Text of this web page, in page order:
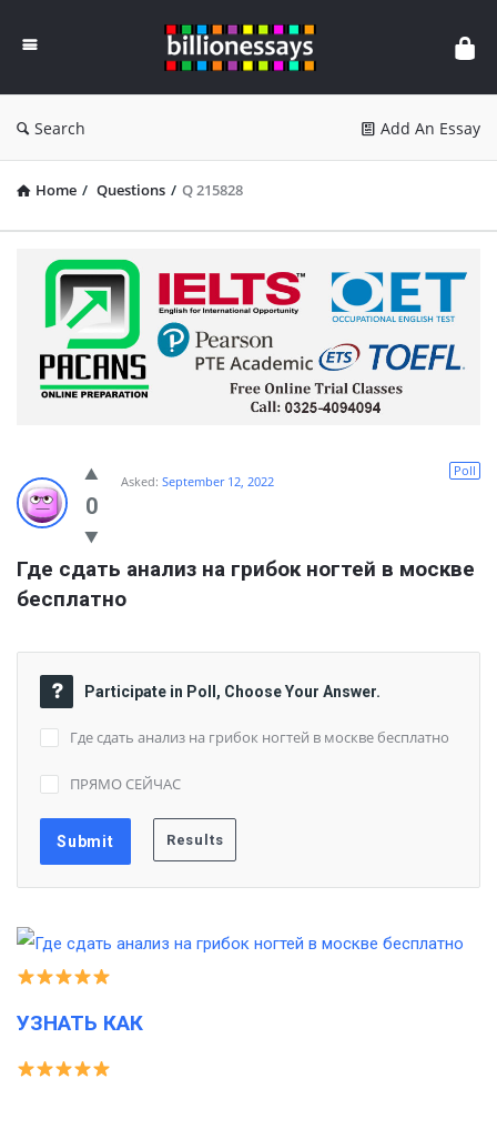
Essays
Search Add An Essay
Home / Questions / Q 215828
0
Poll
Asked: September 12, 2022
Где сдать анализ на грибок ногтей в москве
бесплатно
Participate in Poll, Choose Your Answer.
Где сдать анализ на грибок ногтей в москве бесплатно
ПРЯМО СЕЙЧАС
УЗНАТЬ КАК